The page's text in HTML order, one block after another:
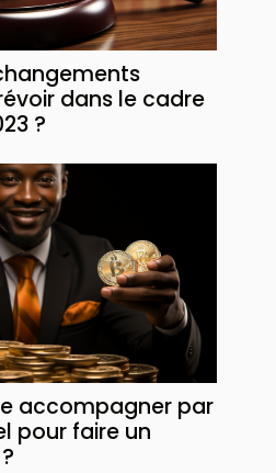
dans le cadre
?
accompagner par
pour faire un